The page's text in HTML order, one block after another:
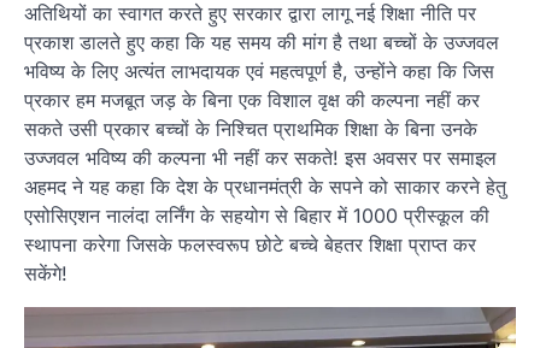
अतिथियों का स्वागत करते हुए सरकार द्वारा लागू नई शिक्षा नीति पर
प्रकाश डालते हुए कहा कि यह समय की मांग है तथा बच्चों के उज्जवल
भविष्य के लिए अत्यंत लाभदायक एवं महत्वपूर्ण है, उन्होंने कहा कि जिस
प्रकार हम मजबूत जड़ के बिना एक विशाल वृक्ष की कल्पना नहीं कर
सकते उसी प्रकार बच्चों के निश्चित प्राथमिक शिक्षा के बिना उनके
उज्जवल भविष्य की कल्पना भी नहीं कर सकते! इस अवसर पर समाइल
अहमद ने यह कहा कि देश के प्रधानमंत्री के सपने को साकार करने हेतु
एसोसिएशन नालंदा लर्निंग के सहयोग से बिहार में 1000 प्रीस्कूल की
स्थापना करेगा जिसके फलस्वरूप छोटे बच्चे बेहतर शिक्षा प्राप्त कर
सकेंगे!